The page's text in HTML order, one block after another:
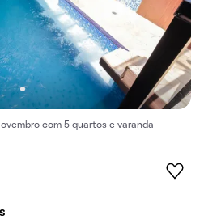
com 5 quartos e varanda